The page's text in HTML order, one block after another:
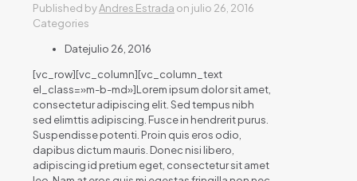
Published byAndres Estrada on julio 26, 2016
Categories
Datejulio 26, 2016
[vc_row][vc_column][vc_column_text
el_class=»m-b-md»]Lorem ipsum dolor sit amet,
consectetur adipiscing elit. Sed tempus nibh
sed elimttis adipiscing. Fusce in hendrerit purus.
Suspendisse potenti. Proin quis eros odio,
dapibus dictum mauris. Donec nisi libero,
adipiscing id pretium eget, consectetur sit amet